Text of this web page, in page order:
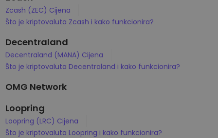
Zcash (ZEC) Cijena
Što je kriptovaluta Zcash i kako funkcionira?
Decentraland
Decentraland (MANA) Cijena
Što je kriptovaluta Decentraland i kako funkcionira?
OMG Network
Loopring
Loopring (LRC) Cijena
Što je kriptovaluta Loopring i kako funkcionira?